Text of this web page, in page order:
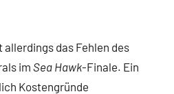
das Fehlen des
im Sea Hawk-Finale. Ein
Kostengründe